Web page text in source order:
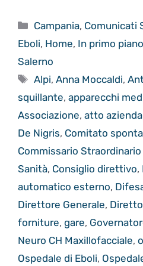
Categorie
Campania, Comunicati
Eboli, Home, In primo piano
Salerno
Tag
Alpi,Anna Moccaldi,
squillante, apparecchi
Associazione, atto
De Nigris, Comitato
Commissario
Sanità, Consiglio direttivo,
automatico esterno,
Direttore Generale,
forniture, gare,
Neuro CH Maxillofacciale,
Ospedale di Eboli,